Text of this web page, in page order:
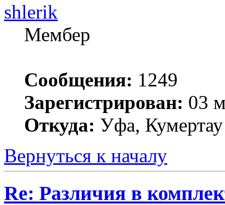
shlerik
Мембер
Сообщения: 1249
Зарегистрирован: 03
Откуда: Уфа, Кумертау
Вернуться к началу
Re: Различия в